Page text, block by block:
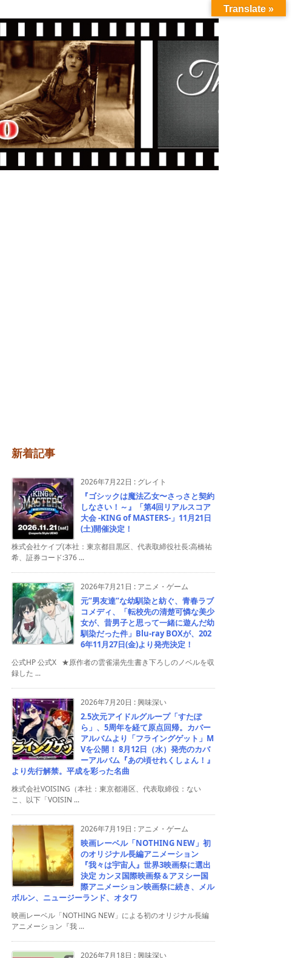
新着記事
2026年7月22日 : グレイト
『ゴシックは魔法乙女〜さっさと契約
しなさい！～』「第4回リアルスコア
大会 -KING of MASTERS-」11月21日
(土)開催決定！
株式会社ケイブ(本社：東京都目黒区、代表取締役社長:高橋祐
希、証券コード:376 ...
2026年7月21日 : アニメ・ゲーム
元”男友達”な幼馴染と紡ぐ、青春ラブ
コメディ、「転校先の清楚可憐な美少
女が、昔男子と思って一緒に遊んだ幼
馴染だった件」Blu-ray BOXが、202
6年11月27日(金)より発売決定！
公式HP 公式X ★原作者の雲雀湯先生書き下ろしのノベルを収
録した ...
2026年7月20日 :興味深い
2.5次元アイドルグループ「すたぽ
ら」、5周年を経て原点回帰。カバー
アルバムより「フライングゲット」M
Vを公開！ 8月12日（水）発売のカバ
ーアルバム『あの頃せれくしょん！』
より先行解禁。平成を彩った名曲
株式会社VOISING（本社：東京都港区、代表取締役：ない
こ、以下「VOISIN ...
2026年7月19日 : アニメ・ゲーム
映画レーベル「NOTHING NEW」初
のオリジナル長編アニメーション
『我々は宇宙人』世界3映画祭に選出
決定 カンヌ国際映画祭＆アヌシー国
際アニメーション映画祭に続き、メル
ボルン、ニュージーランド、オタワ
映画レーベル「NOTHING NEW」による初のオリジナル長編
アニメーション『我 ...
2026年7月18日 :興味深い
Translate »